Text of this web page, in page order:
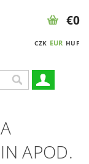
CZK EUR HUF
€0
APOD.